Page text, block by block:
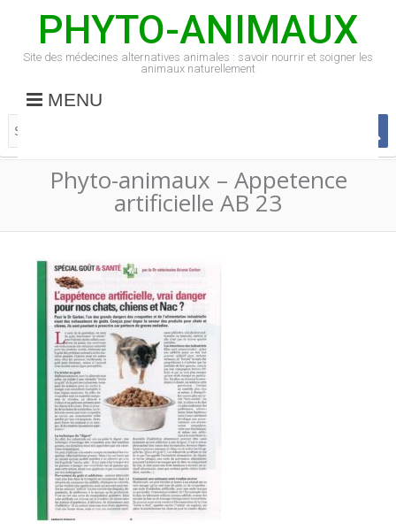
PHYTO-ANIMAUX
Site des médecines alternatives animales : savoir nourrir et soigner les
animaux naturellement
MENU
Phyto-animaux – Appetence
artificielle AB 23